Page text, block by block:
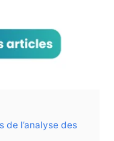
de l’analyse des